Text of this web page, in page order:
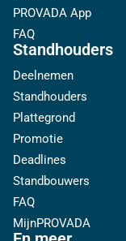
PROVADA App
FAQ
Standhouders
Deelnemen
Standhouders
Plattegrond
Promotie
Deadlines
Standbouwers
FAQ
MijnPROVADA